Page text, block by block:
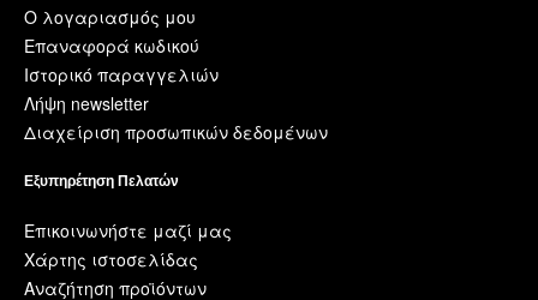
Ο λογαριασμός μου
Επαναφορά κωδικού
Ιστορικό παραγγελιών
Λήψη newsletter
Διαχείριση προσωπικών δεδομένων
Εξυπηρέτηση Πελατών
Επικοινωνήστε μαζί μας
Χάρτης ιστοσελίδας
Αναζήτηση προϊόντων